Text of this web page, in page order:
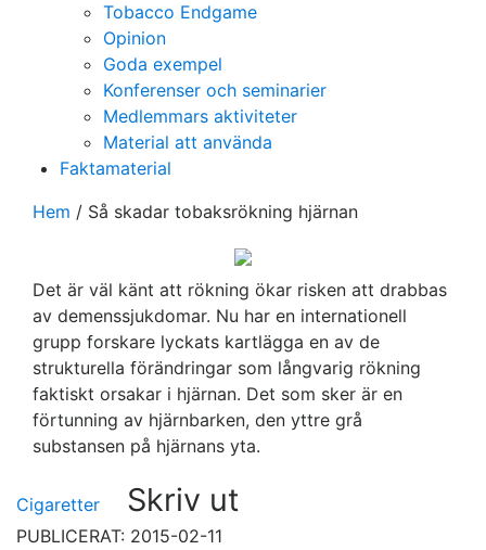
Tobacco Endgame
Opinion
Goda exempel
Konferenser och seminarier
Medlemmars aktiviteter
Material att använda
Faktamaterial
Hem / Så skadar tobaksrökning hjärnan
Det är väl känt att rökning ökar risken att drabbas
av demenssjukdomar. Nu har en internationell
grupp forskare lyckats kartlägga en av de
strukturella förändringar som långvarig rökning
faktiskt orsakar i hjärnan. Det som sker är en
förtunning av hjärnbarken, den yttre grå
substansen på hjärnans yta.
Cigaretter Skriv ut
PUBLICERAT: 2015-02-11